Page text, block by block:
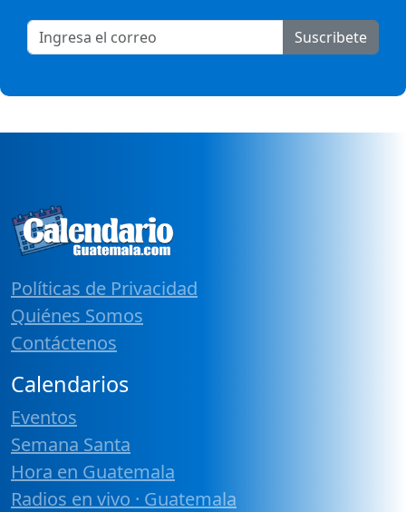
Suscribete
Políticas de Privacidad
Quiénes Somos
Contáctenos
Calendarios
Eventos
Semana Santa
Hora en Guatemala
Radios en vivo · Guatemala